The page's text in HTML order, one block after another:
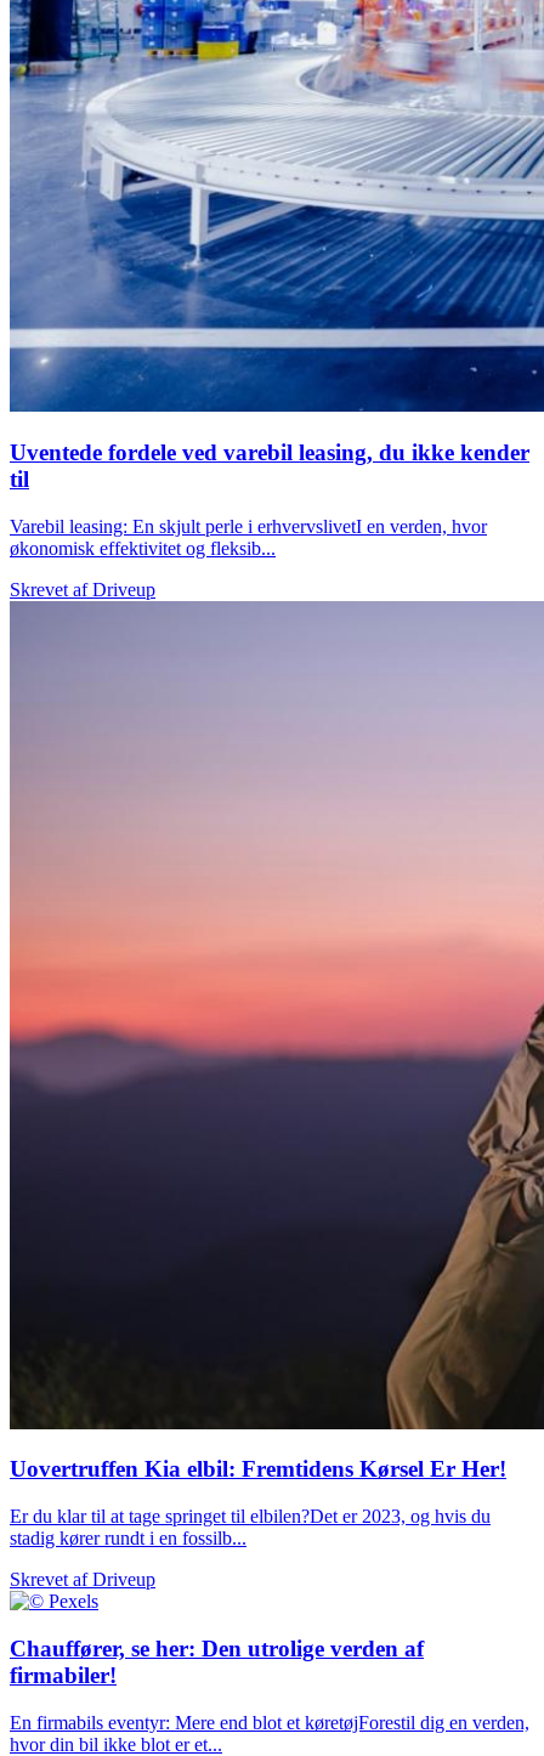
Uventede fordele ved varebil leasing, du ikke kender
til
Varebil leasing: En skjult perle i erhvervslivetI en verden, hvor
økonomisk effektivitet og fleksib...
Skrevet afDriveup
Uovertruffen Kia elbil: Fremtidens Kørsel Er Her!
Er du klar til at tage springet til elbilen?Det er 2023, og hvis du
stadig kører rundt i en fossilb...
Skrevet afDriveup
Chauffører, se her: Den utrolige verden af
firmabiler!
En firmabils eventyr: Mere end blot et køretøjForestil dig en verden,
hvor din bil ikke blot er et...